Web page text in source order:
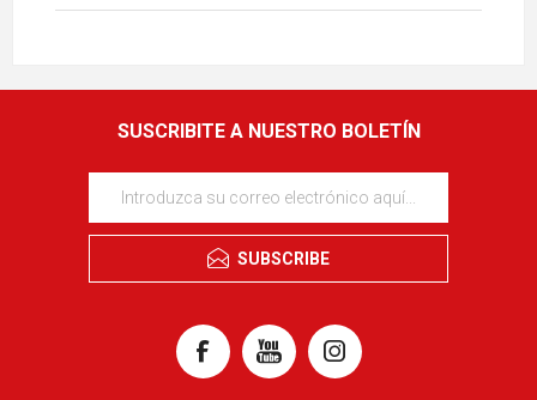
SUSCRIBITE A NUESTRO BOLETÍN
SUBSCRIBE